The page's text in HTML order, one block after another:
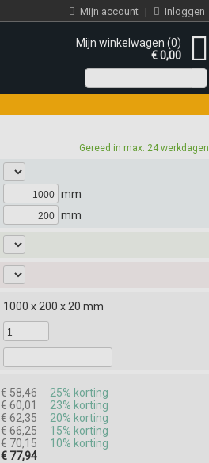
Mijn account | Inloggen
Mijn winkelwagen (0)
€ 0,00
Gereed in max. 24 werkdagen
mm
mm
1000 x 200 x 20 mm
€ 58,46
25% korting
€ 60,01
23% korting
€ 62,35
20% korting
€ 66,25
15% korting
€ 70,15
10% korting
€ 77,94